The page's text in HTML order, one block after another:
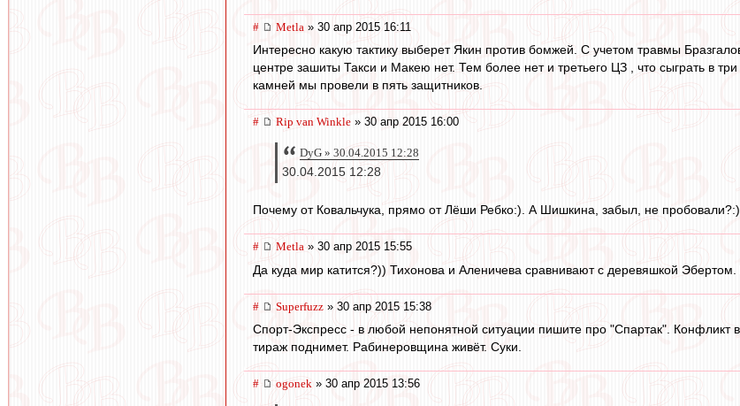
# Metla » 30 апр 2015 16:11
Интересно какую тактику выберет Якин против бомжей. С учетом травмы
центре зашиты Такси и Макею нет. Тем более нет и третьего ЦЗ , что сыграть в
камней мы провели в пять защитников.
# Rip van Winkle » 30 апр 2015 16:00
DyG » 30.04.2015 12:28
30.04.2015 12:28
Почему от Ковальчука, прямо от Лёши Ребко:). А Шишкина, забыл, не пробовали?:)
# Metla » 30 апр 2015 15:55
Да куда мир катится?)) Тихонова и Аленичева сравнивают с деревяшкой
# Superfuzz » 30 апр 2015 15:38
Спорт-Экспресс - в любой непонятной ситуации пишите про "Спартак". Конфликт
тираж поднимет. Рабинеровщина живёт. Суки.
# ogonek » 30 апр 2015 13:56